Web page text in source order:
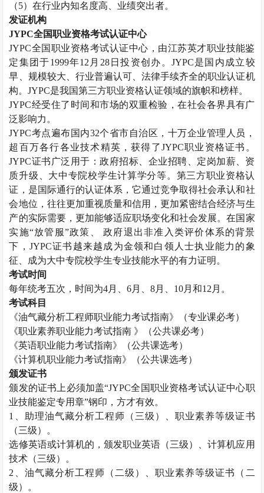
（5）在行业内知名度高、业绩突出者。
发证机构
JYPC全国职业资格考试认证中心
JYPC全国职业资格考试认证中心，由江苏英才职业技能鉴
定集团于1999年12 月 28日投资创办。 JYPC是国内成立较
早、规模较大、行业普遍认可、法律手续齐全的职业认证机
构。JYPC是我国第三方职业资格认证领域的旗帜和榜样。
JYPC经受住了时间和市场的双重检验，在社会各界具有广
泛影响力。
JYPC考点遍布国内32个省市自治区，十万企业管理人员，
超百万各行各业技术精英，获得了JYPC职业资格证书。
JYPC证书广泛用于：政府招标、企业招聘、定岗加薪、资
质升级、大中专院校学生计算学分等。第三方职业资格认
证，是国际通行的认证体系，它通过竞争取得社会承认和社
会地位，往往更加重视质量和信用，更加紧密结合经济与生
产的实际需要，更加能够适应职场变化和社会发展。在国家
实施“放管服”政策、 政府退出非准入类评价体系的背景
下， JYPC证书越来越成为金领和白领人士执业能力的象
征、成为大中专院校学生专业技能水平的有力证明。
考试时间
每年统考五次，时间为4月、6月、8月、 10月和12 月。
考试科目
《油气藏分析工程师职业能力考试指南》（专业课必考）
《职业素养职业能力考试指南 》（公共课必考）
《英语职业能力考试指南》（公共课选考）
《计算机职业能力考试指南》（公共课选考）
颁发证书
颁发的证书上必须加盖“JYPC全国职业资格考试认证中心职
业技能鉴定专用章”钢印，方才有效。
1
、助理油气藏分析工程师（三级）、职业素养等级证书
（三级）。
选修英语或计算机的，颁发职业英语（三级）、计算机应用
技术（三级）。
2 、油气藏分析工程师（二级）、职业素养等级证书（二
级）。